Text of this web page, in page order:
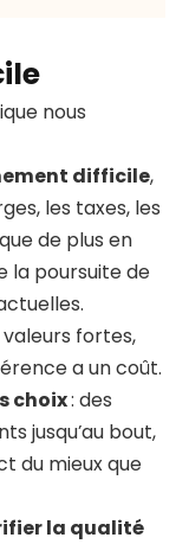
nous
difficile,
les taxes, les
de plus en
la poursuite de
fortes,
a un coût.
choix: des
jusqu’au bout,
du mieux que
la qualité